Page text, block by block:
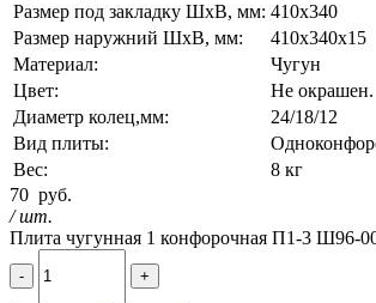
Размер под закладку ШхВ, мм: 410х340
Размер наружний ШхВ, мм:
410х340х15
Материал:
Чугун
Цвет:
Не окрашен.
Диаметр колец,мм:
24/18/12
Вид плиты:
Вес:
8 кг
70 руб.
/ шт.
Плита чугунная 1 конфорочная П1-3 Ш96-
- +